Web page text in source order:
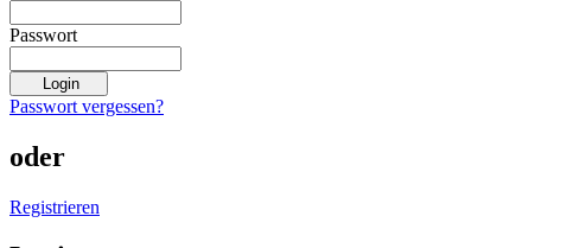
Passwort
Passwort vergessen?
oder
Registrieren